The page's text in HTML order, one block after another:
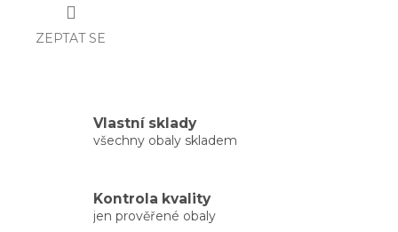
ZEPTAT SE
Vlastní sklady
všechny obaly skladem
Kontrola kvality
jen prověřené obaly